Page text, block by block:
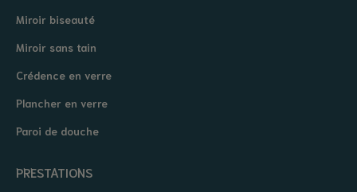
Miroir biseauté
Miroir sans tain
Crédence en verre
Plancher en verre
Paroi de douche
PRESTATIONS